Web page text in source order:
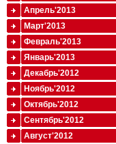
Апрель'2013
Март'2013
Февраль'2013
Январь'2013
Декабрь'2012
Ноябрь'2012
Октябрь'2012
Сентябрь'2012
Август'2012